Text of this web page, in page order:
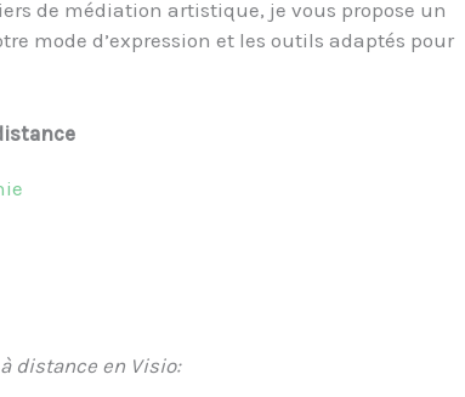
de médiation artistique, je vous propose un
mode d’expression et les outils adaptés pour
distance en Visio: